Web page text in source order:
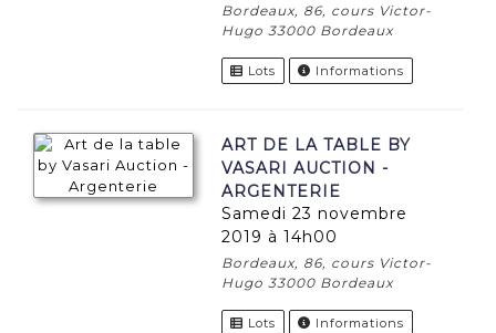
Bordeaux, 86, cours Victor-
Hugo 33000 Bordeaux
Lots Informations
ART DE LA TABLE BY
VASARI AUCTION -
ARGENTERIE
samedi 23 novembre
2019 à 14h00
Bordeaux, 86, cours Victor-
Hugo 33000 Bordeaux
Lots Informations